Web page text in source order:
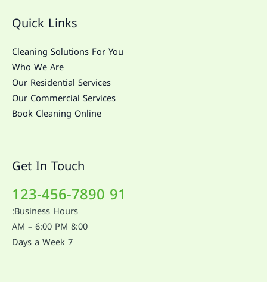
Quick Links
Cleaning Solutions For You
Who We Are
Our Residential Services
Our Commercial Services
Book Cleaning Online
Get In Touch
91 123-456-7890
Business Hours:
8:00 AM – 6:00 PM
7 Days a Week